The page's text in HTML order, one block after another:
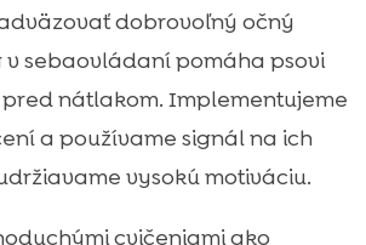
dobrovoľný očný
v sebaovládaní pomáha psovi
nátlakom. Implementujeme
a používame signál na ich
vysokú motiváciu.
cvičeniami ako